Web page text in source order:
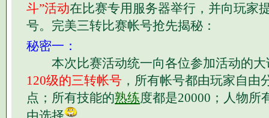
斗”活动在比赛专用服务器举行，并向玩家
号。完美三转比赛帐号抢先揭秘：
秘密一：
本次比赛活动统一向各位参加活动的大
120级的三转帐号 ，所有帐号都由玩家自由
点；所有技能的熟练度都是20000；人物所